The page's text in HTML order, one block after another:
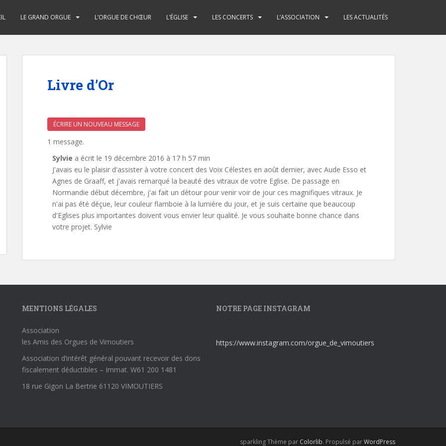
LE GRAND ORGUE L’ORGUE DE CHŒUR L’ÉGLISE LES CONCERTS L’ASSOCIATION LES ACTUALITÉS
Livre d’Or
1 message.
Sylvie a écrit le 19 décembre 2016 à 17 h 57 min
J'avais eu le plaisir d'assister à votre concert des Voix Célestes en août dernier, avec Aude Esso et
Agnes de Graaff, et j'avais remarqué la beauté des vitraux de votre Eglise. De passage en
Normandie début décembre, j'ai fait un détour pour venir voir de jour ces magnifiques vitraux. Je
n'ai pas été déçue, leur couleur flamboie à la lumière du jour, et je suis certaine que beaucoup
d'Eglises plus importantes doivent vous envier leur qualité. Je vous souhaite bonne chance dans
votre projet. Sylvie
MENTIONS LÉGALES
Association
les Amis des Orgues de Vimoutiers
Association d’intérêt général pouvant recevoir des dons
fiscalement déductibles – Immat. W61 200 1481
18 rue Gigon La Bertrie 61120 VIMOUTIERS
NOTRE PAGE INSTAGRAM
https://www.instagram.com/orgue_de_vimoutiers
sparkling Thème par Colorlib. Propulsé parWordPress